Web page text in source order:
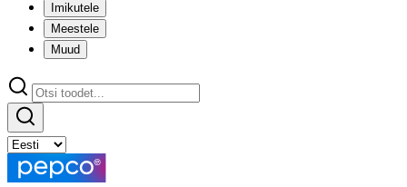
Imikutele
Meestele
Muud